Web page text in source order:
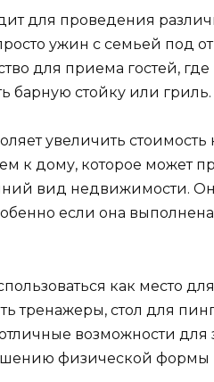
для проведения
ужин с семьей под
для приема гостей,
барную стойку или гриль.
увеличить
к дому, которое может
вид недвижимости.
если она
как место
тренажеры, стол для
возможности для
физической